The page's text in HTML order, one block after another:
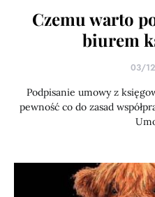
Czemu warto
biurem
03/
Podpisanie umowy z
pewność co do zasad